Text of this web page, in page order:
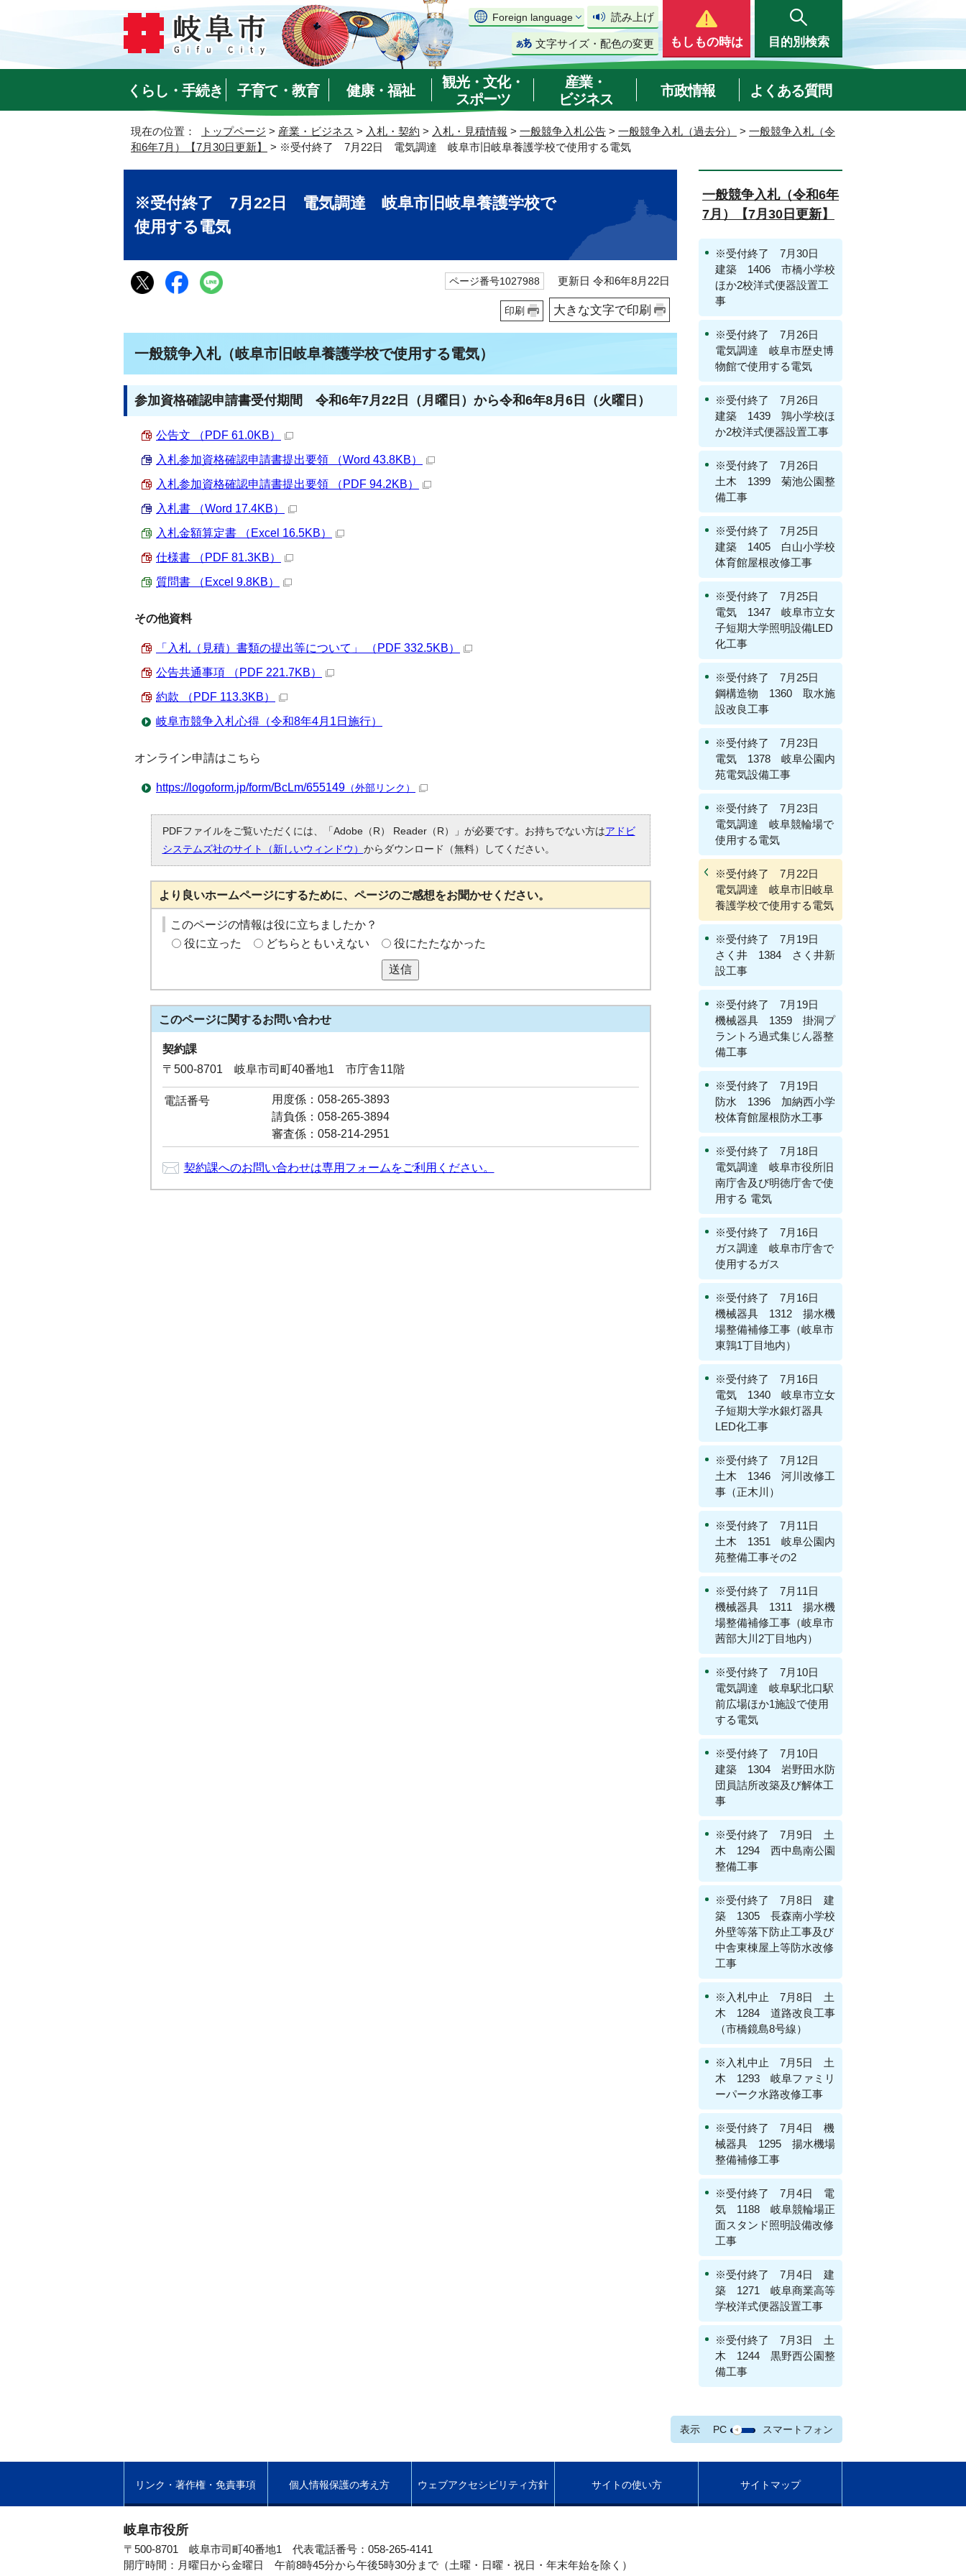
Foreign language 読み上げ
文字サイズ・配色の変更 もしもの時は 目的別検索
くらし・手続き 子育て・教育 健康・福祉
観光・文化・
スポーツ
産業・
ビジネス
市政情報 よくある質問
現在の位置： トップページ > 産業・ビジネス > 入札・契約 > 入札・見積情報 > 一般競争入札公告 > 一般競争入札（過去分） > 一般競争入札（令
和6年7月）【7月30日更新】
> ※受付終了 7月22日 電気調達 岐阜市旧岐阜養護学校で使用する電気
※受付終了 7月22日 電気調達 岐阜市旧岐阜養護学校で
使用する電気
ページ番号1027988 更新日 令和6年8月22日
印刷 大きな文字で印刷
一般競争入札（岐阜市旧岐阜養護学校で使用する電気）
参加資格確認申請書受付期間 令和6年7月22日（月曜日）から令和6年8月6日（火曜日）
公告文 （PDF 61.0KB）
入札参加資格確認申請書提出要領 （Word 43.8KB）
入札参加資格確認申請書提出要領 （PDF 94.2KB）
入札書 （Word 17.4KB）
入札金額算定書 （Excel 16.5KB）
仕様書 （PDF 81.3KB）
質問書 （Excel 9.8KB）
その他資料
「入札（見積）書類の提出等について」 （PDF 332.5KB）
公告共通事項 （PDF 221.7KB）
約款 （PDF 113.3KB）
岐阜市競争入札心得（令和8年4月1日施行）
オンライン申請はこちら
https://logoform.jp/form/BcLm/655149 （外部リンク）
PDFファイルをご覧いただくには、「Adobe（R） Reader（R）」が必要です。お持ちでない方はアドビ
システムズ社のサイト（新しいウィンドウ） からダウンロード（無料）してください。
より良いホームページにするために、ページのご感想をお聞かせください。
このページの情報は役に立ちましたか？
役に立った
どちらともいえない 役にたたなかった
送信
このページに関するお問い合わせ
契約課
〒500-8701 岐阜市司町40番地1 市庁舎11階
電話番号
用度係：058-265-3893
請負係：058-265-3894
審査係：058-214-2951
契約課へのお問い合わせは専用フォームをご利用ください。
一般競争入札（令和6年
7月）【7月30日更新】
※受付終了 7月30日
建築 1406 市橋小学校
ほか2校洋式便器設置工
事
※受付終了 7月26日
電気調達 岐阜市歴史博
物館で使用する電気
※受付終了 7月26日
建築 1439 鶉小学校ほ
か2校洋式便器設置工事
※受付終了 7月26日
土木 1399 菊池公園整
備工事
※受付終了 7月25日
建築 1405 白山小学校
体育館屋根改修工事
※受付終了 7月25日
電気 1347 岐阜市立女
子短期大学照明設備LED
化工事
※受付終了 7月25日
鋼構造物 1360 取水施
設改良工事
※受付終了 7月23日
電気 1378 岐阜公園内
苑電気設備工事
※受付終了 7月23日
電気調達 岐阜競輪場で
使用する電気
※受付終了 7月22日
電気調達 岐阜市旧岐阜
養護学校で使用する電気
※受付終了 7月19日
さく井 1384 さく井新
設工事
※受付終了 7月19日
機械器具 1359 掛洞プ
ラントろ過式集じん器整
備工事
※受付終了 7月19日
防水 1396 加納西小学
校体育館屋根防水工事
※受付終了 7月18日
電気調達 岐阜市役所旧
南庁舎及び明徳庁舎で使
用する 電気
※受付終了 7月16日
ガス調達 岐阜市庁舎で
使用するガス
※受付終了 7月16日
機械器具 1312 揚水機
場整備補修工事（岐阜市
東鶉1丁目地内）
※受付終了 7月16日
電気 1340 岐阜市立女
子短期大学水銀灯器具
LED化工事
※受付終了 7月12日
土木 1346 河川改修工
事（正木川）
※受付終了 7月11日
土木 1351 岐阜公園内
苑整備工事その2
※受付終了 7月11日
機械器具 1311 揚水機
場整備補修工事（岐阜市
茜部大川2丁目地内）
※受付終了 7月10日
電気調達 岐阜駅北口駅
前広場ほか1施設で使用
する電気
※受付終了 7月10日
建築 1304 岩野田水防
団員詰所改築及び解体工
事
※受付終了 7月9日 土
木 1294 西中島南公園
整備工事
※受付終了 7月8日 建
築 1305 長森南小学校
外壁等落下防止工事及び
中舎東棟屋上等防水改修
工事
※入札中止 7月8日 土
木 1284 道路改良工事
（市橋鏡島8号線）
※入札中止 7月5日 土
木 1293 岐阜ファミリ
ーパーク水路改修工事
※受付終了 7月4日 機
械器具 1295 揚水機場
整備補修工事
※受付終了 7月4日 電
気 1188 岐阜競輪場正
面スタンド照明設備改修
工事
※受付終了 7月4日 建
築 1271 岐阜商業高等
学校洋式便器設置工事
※受付終了 7月3日 土
木 1244 黒野西公園整
備工事
表示 PC スマートフォン
リンク・著作権・免責事項 個人情報保護の考え方 ウェブアクセシビリティ方針 サイトの使い方 サイトマップ
岐阜市役所
〒500-8701 岐阜市司町40番地1 代表電話番号：058-265-4141
開庁時間：月曜日から金曜日 午前8時45分から午後5時30分まで（土曜・日曜・祝日・年末年始を除く）